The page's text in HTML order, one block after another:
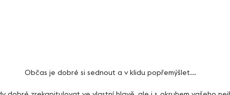
Občas je dobré si sednout a v klidu popřemýšlet...